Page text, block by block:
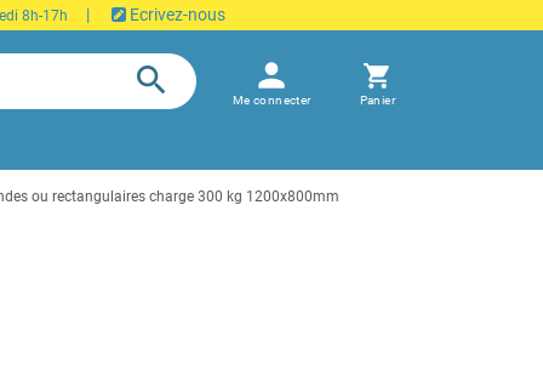
8h-17h | Ecrivez-nous
search person
Me connecter
shopping_cart
Panier
ou rectangulaires charge 300 kg 1200x800mm